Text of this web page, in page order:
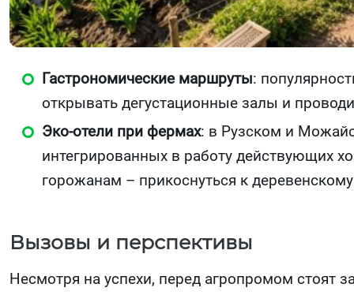
Гастрономические маршруты:
открывать дегустационные залы и
Эко-отели при фермах: в Рузском и
интегрированных в работу действующих
горожанам – прикоснуться к
Вызовы и перспективы
Несмотря на успехи, перед агропромом стоят